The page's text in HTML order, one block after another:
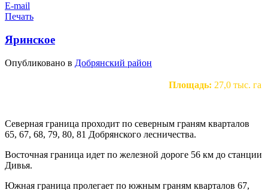
E-mail
Печать
Яринское
Опубликовано в Добрянский район
Площадь: 27,0 тыс. га
Северная граница проходит по северным граням кварталов
65, 67, 68, 79, 80, 81 Добрянского лесничества.
Восточная граница идет по железной дороге 56 км до станции
Дивья.
Южная граница пролегает по южным граням кварталов 67,